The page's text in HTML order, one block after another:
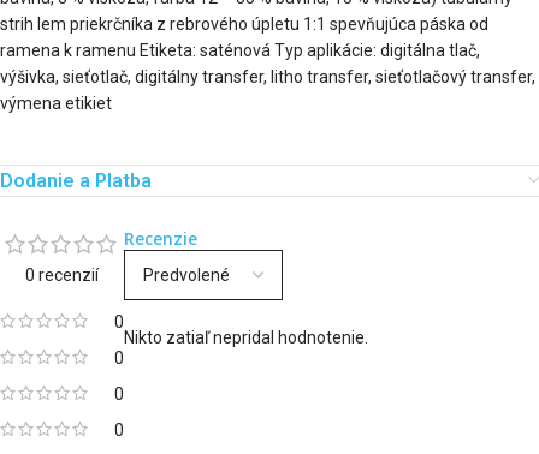
strih lem priekrčníka z rebrového úpletu 1:1 spevňujúca páska od
ramena k ramenu Etiketa: saténová Typ aplikácie: digitálna tlač,
výšivka, sieťotlač, digitálny transfer, litho transfer, sieťotlačový transfer,
výmena etikiet
Dodanie a Platba
0 recenzií
0
0
0
0
Recenzie
Nikto zatiaľ nepridal hodnotenie.